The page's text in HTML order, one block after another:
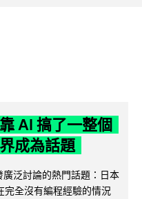
AI 搞了一整個
成為話題
泛討論的熱門話題：日本
完全沒有編程經驗的情況